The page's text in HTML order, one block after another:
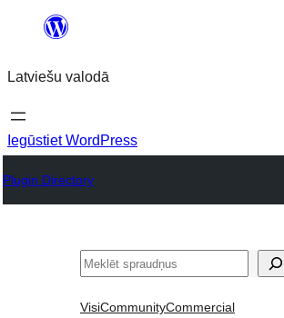
Pāriet
saturu
Latviešu valodā
Iegūstiet WordPress
Plugin Directory
Meklēt
VisiCommunityCommercial